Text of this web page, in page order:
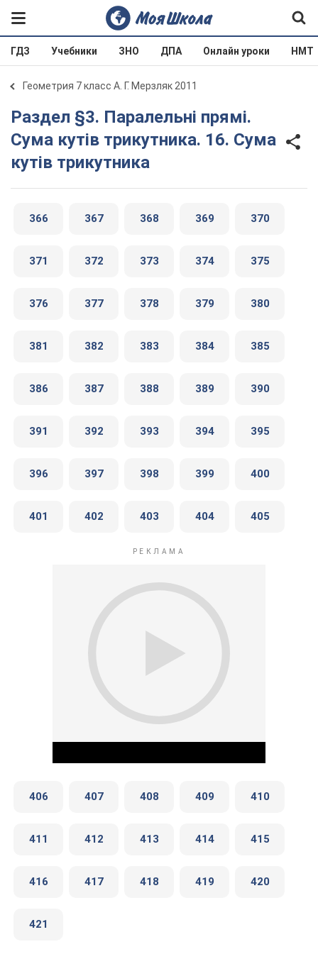
ГДЗ Учебники ЗНО ДПА Онлайн уроки НМТ
Геометрия 7 класс А. Г. Мерзляк 2011
Раздел §3. Паралельні прямі.
Сума кутів трикутника. 16. Сума
кутів трикутника
366 367 368 369 370
371 372 373 374 375
376 377 378 379 380
381 382 383 384 385
386 387 388 389 390
391 392 393 394 395
396 397 398 399 400
401 402 403 404 405
Play Video
406 407 408 409 410
411 412 413 414 415
416 417 418 419 420
421